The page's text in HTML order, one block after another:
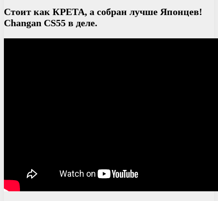
Стоит как КРЕТА, а собран лучше Японцев!
Changan CS55 в деле.